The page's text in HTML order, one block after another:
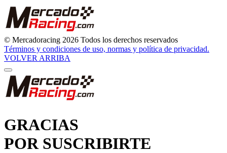
© Mercadoracing 2026 Todos los derechos reservados
Términos y condiciones de uso, normas y política de privacidad.
VOLVER ARRIBA
GRACIAS
POR SUSCRIBIRTE